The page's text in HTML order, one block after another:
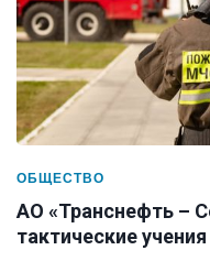
ОБЩЕСТВО
АО «Транснефть –
тактические